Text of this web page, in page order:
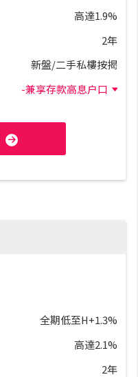
高達1.9%
2年
新盤/二手私樓按揭
-兼享存款高息户口
全期低至H+1.3%
高達2.1%
2年